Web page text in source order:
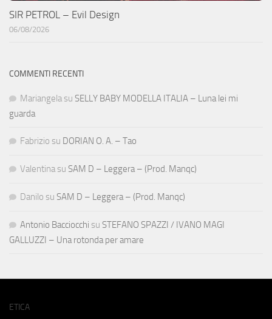
SIR PETROL – Evil Design
06/08/2026
COMMENTI RECENTI
Mariangela su SELLY BABY MODELLA ITALIA – Luna lei mi
guarda
Fabrizio su DORIAN O. A. – Tao
Valentina su SAM D – Leggera – (Prod. Manqc)
Danilo su SAM D – Leggera – (Prod. Manqc)
Antonio Bacciocchi su STEFANO SPAZZI / IVANO MAGI
GALLUZZI – Una rotonda per amare
ETICA